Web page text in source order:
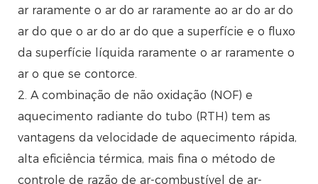
ar raramente o ar do ar raramente ao ar do ar do
ar do que o ar do ar do que a superfície e o fluxo
da superfície líquida raramente o ar raramente o
ar o que se contorce.
2. A combinação de não oxidação (NOF) e
aquecimento radiante do tubo (RTH) tem as
vantagens da velocidade de aquecimento rápida,
alta eficiência térmica, mais fina o método de
controle de razão de ar-combustível de ar-